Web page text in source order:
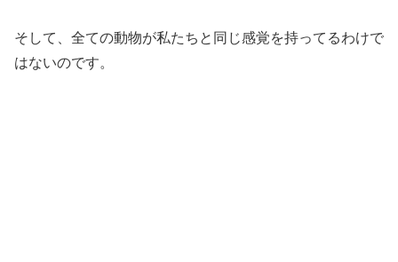
そして、全ての動物が私たちと同じ感覚を持ってるわけで
はないのです。